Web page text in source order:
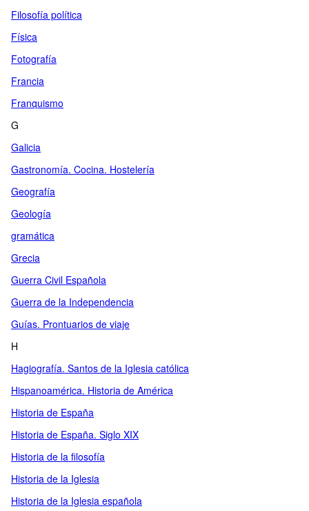
Filosofía política
Física
Fotografía
Francia
Franquismo
G
Galicia
Gastronomía. Cocina. Hostelería
Geografía
Geología
gramática
Grecia
Guerra Civil Española
Guerra de la Independencia
Guías. Prontuarios de viaje
H
Hagiografía. Santos de la Iglesia católica
Hispanoamérica. Historia de América
Historia de España
Historia de España. Siglo XIX
Historia de la filosofía
Historia de la Iglesia
Historia de la Iglesia española